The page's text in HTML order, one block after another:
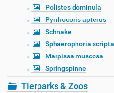
Polistes dominula
Pyrrhocoris apterus
Schnake
Sphaerophoria scripta
Marpissa muscosa
Springspinne
Tierparks & Zoos